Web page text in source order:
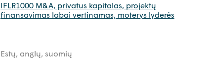
IFLR1000 M&A, privatus kapitalas, projektų
finansavimas labai vertinamas, moterys lyderės
Estų, anglų, suomių